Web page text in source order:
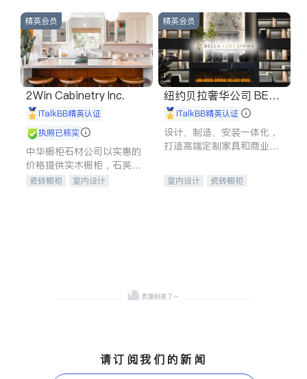
精英会员
2Win Cabinetry Inc.
iTalkBB精英认证
执照已核实
中华橱柜石材公司以实惠的
价格提供实木橱柜，石英石
台面，多种优质不锈钢水
瓷砖橱柜
室内设计
精英会员
纽约贝拉奢华公司 BELL
A LUXE
iTalkBB精英认证
设计、制造、安装一体化，
打造高端定制家具和商业空
室内设计
瓷砖橱柜
请订阅我们的新闻